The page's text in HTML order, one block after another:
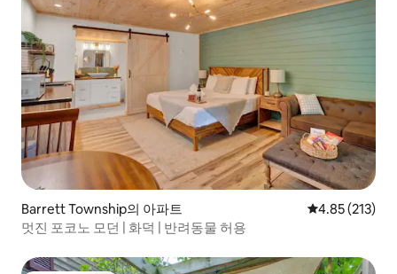
Barrett Township의 아파트 평점 4.85점(5
4.85 (213)
멋진 포코노 모던 | 화덕 | 반려동물 허용